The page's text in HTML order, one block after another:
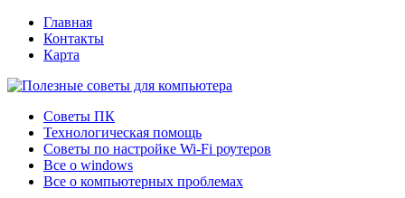
Главная
Контакты
Карта
Советы ПК
Технологическая помощь
Советы по настройке Wi-Fi роутеров
Все о windows
Все о компьютерных проблемах